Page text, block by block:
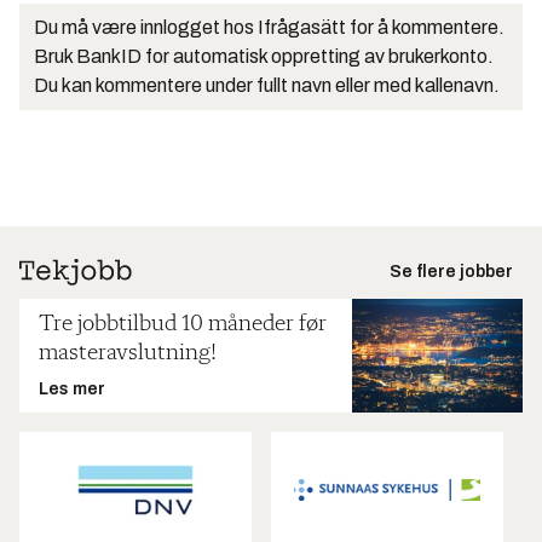
Du må være innlogget hos Ifrågasätt for å kommentere.
Bruk BankID for automatisk oppretting av brukerkonto.
Du kan kommentere under fullt navn eller med kallenavn.
Se flere jobber
Tre jobbtilbud 10 måneder før
masteravslutning!
Les mer